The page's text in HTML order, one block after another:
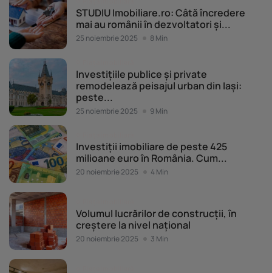
STUDIU Imobiliare.ro: Câtă încredere
mai au românii în dezvoltatori și...
25 noiembrie 2025 8 Min
Investițiile publice și private
remodelează peisajul urban din Iași:
peste...
25 noiembrie 2025 9 Min
Investiții imobiliare de peste 425
milioane euro în România. Cum...
20 noiembrie 2025 4 Min
Volumul lucrărilor de construcții, în
creștere la nivel național
20 noiembrie 2025 3 Min